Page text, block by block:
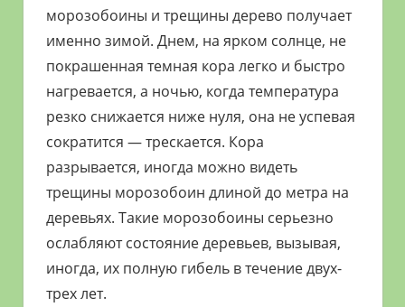
морозобоины и трещины дерево получает
именно зимой. Днем, на ярком солнце, не
покрашенная темная кора легко и быстро
нагревается, а ночью, когда температура
резко снижается ниже нуля, она не успевая
сократится — трескается. Кора
разрывается, иногда можно видеть
трещины морозобоин длиной до метра на
деревьях. Такие морозобоины серьезно
ослабляют состояние деревьев, вызывая,
иногда, их полную гибель в течение двух-
трех лет.